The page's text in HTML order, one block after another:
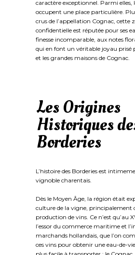
caractère exceptionnel. Parmi elles,
occupent une place particulière.
crus de l’appellation Cognac, cette
confidentielle est réputée pour ses
finesse incomparable, aux notes
qui en font un véritable joyau prisé
et les grandes maisons de Cognac.
Les Origines
Historiques
Borderies
L’histoire des Borderies est
vignoble charentais.
Dès le Moyen Âge, la région était
culture de la vigne, principalement
production de vins. Ce n’est qu’au
l’essor du commerce maritime et
marchands hollandais, que l’on
ces vins pour obtenir une eau-de-